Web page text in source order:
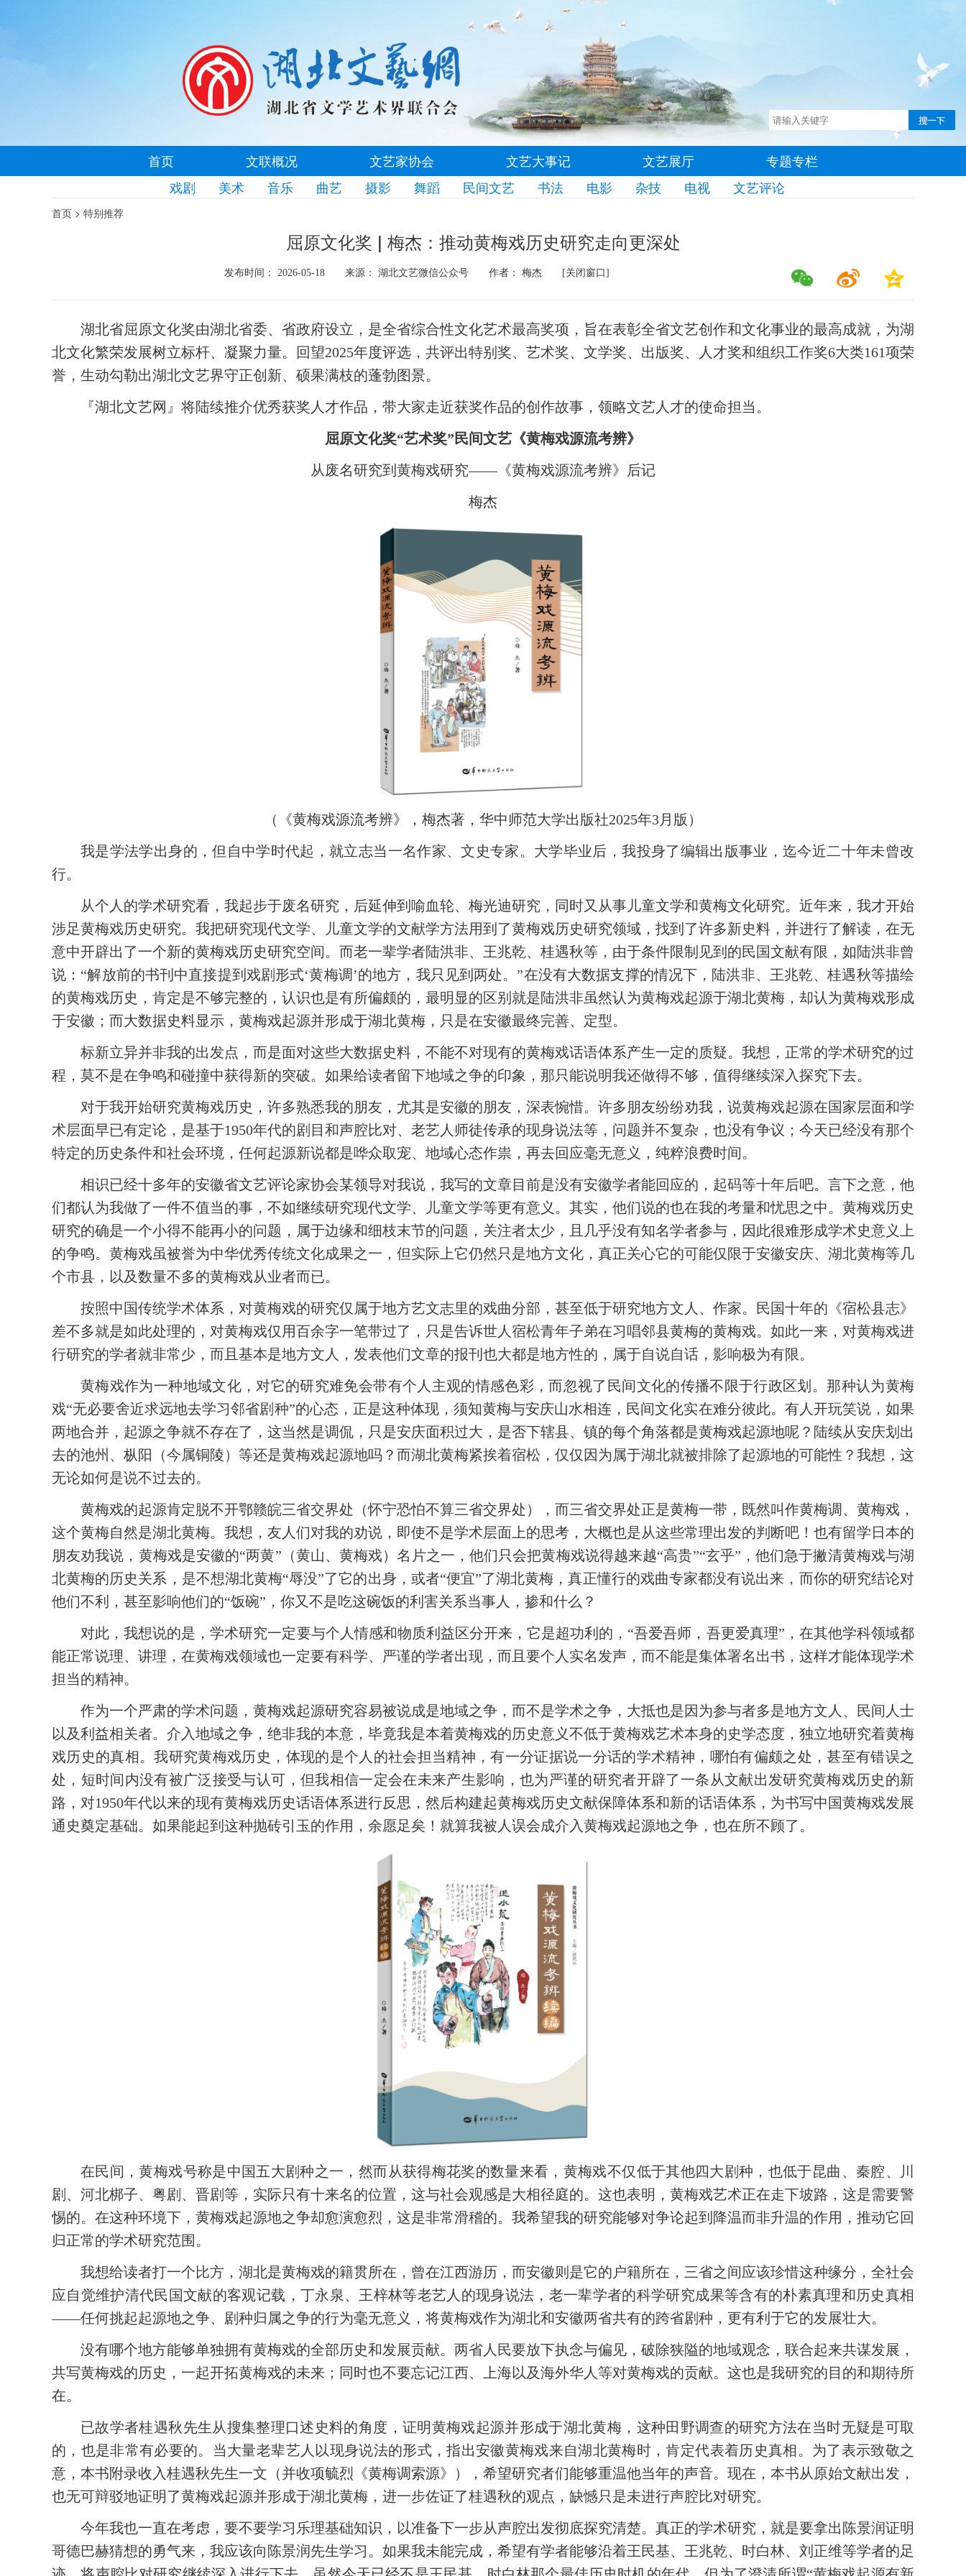
首页 文联概况 文艺家协会 文艺大事记 文艺展厅
专题专栏
戏剧
美术 音乐 曲艺 摄影 舞蹈 民间文艺 书法 电影 杂技 电视 文艺评论
首页 > 特别推荐
屈原文化奖 | 梅杰：推动黄梅戏历史研究走向更深处
发布时间： 2026-05-18 来源： 湖北文艺微信公众号 作者： 梅杰 [关闭窗口]
湖北省屈原文化奖由湖北省委、省政府设立，是全省综合性文化艺术最高奖项，旨在表彰全省文艺创作和文化事业的最高成就，为湖
北文化繁荣发展树立标杆、凝聚力量。回望2025年度评选，共评出特别奖、艺术奖、文学奖、出版奖、人才奖和组织工作奖6大类161项荣
誉，生动勾勒出湖北文艺界守正创新、硕果满枝的蓬勃图景。
『湖北文艺网』将陆续推介优秀获奖人才作品，带大家走近获奖作品的创作故事，领略文艺人才的使命担当。
屈原文化奖“艺术奖”民间文艺《黄梅戏源流考辨》
从废名研究到黄梅戏研究——《黄梅戏源流考辨》后记
梅杰
（《黄梅戏源流考辨》，梅杰著，华中师范大学出版社2025年3月版）
我是学法学出身的，但自中学时代起，就立志当一名作家、文史专家。大学毕业后，我投身了编辑出版事业，迄今近二十年未曾改
行。
从个人的学术研究看，我起步于废名研究，后延伸到喻血轮、梅光迪研究，同时又从事儿童文学和黄梅文化研究。近年来，我才开始
涉足黄梅戏历史研究。我把研究现代文学、儿童文学的文献学方法用到了黄梅戏历史研究领域，找到了许多新史料，并进行了解读，在无
意中开辟出了一个新的黄梅戏历史研究空间。而老一辈学者陆洪非、王兆乾、桂遇秋等，由于条件限制见到的民国文献有限，如陆洪非曾
说：“解放前的书刊中直接提到戏剧形式‘黄梅调’的地方，我只见到两处。”在没有大数据支撑的情况下，陆洪非、王兆乾、桂遇秋等描绘
的黄梅戏历史，肯定是不够完整的，认识也是有所偏颇的，最明显的区别就是陆洪非虽然认为黄梅戏起源于湖北黄梅，却认为黄梅戏形成
于安徽；而大数据史料显示，黄梅戏起源并形成于湖北黄梅，只是在安徽最终完善、定型。
标新立异并非我的出发点，而是面对这些大数据史料，不能不对现有的黄梅戏话语体系产生一定的质疑。我想，正常的学术研究的过
程，莫不是在争鸣和碰撞中获得新的突破。如果给读者留下地域之争的印象，那只能说明我还做得不够，值得继续深入探究下去。
对于我开始研究黄梅戏历史，许多熟悉我的朋友，尤其是安徽的朋友，深表惋惜。许多朋友纷纷劝我，说黄梅戏起源在国家层面和学
术层面早已有定论，是基于1950年代的剧目和声腔比对、老艺人师徒传承的现身说法等，问题并不复杂，也没有争议；今天已经没有那个
特定的历史条件和社会环境，任何起源新说都是哗众取宠、地域心态作祟，再去回应毫无意义，纯粹浪费时间。
相识已经十多年的安徽省文艺评论家协会某领导对我说，我写的文章目前是没有安徽学者能回应的，起码等十年后吧。言下之意，他
们都认为我做了一件不值当的事，不如继续研究现代文学、儿童文学等更有意义。其实，他们说的也在我的考量和忧思之中。黄梅戏历史
研究的确是一个小得不能再小的问题，属于边缘和细枝末节的问题，关注者太少，且几乎没有知名学者参与，因此很难形成学术史意义上
的争鸣。黄梅戏虽被誉为中华优秀传统文化成果之一，但实际上它仍然只是地方文化，真正关心它的可能仅限于安徽安庆、湖北黄梅等几
个市县，以及数量不多的黄梅戏从业者而已。
按照中国传统学术体系，对黄梅戏的研究仅属于地方艺文志里的戏曲分部，甚至低于研究地方文人、作家。民国十年的《宿松县志》
差不多就是如此处理的，对黄梅戏仅用百余字一笔带过了，只是告诉世人宿松青年子弟在习唱邻县黄梅的黄梅戏。如此一来，对黄梅戏进
行研究的学者就非常少，而且基本是地方文人，发表他们文章的报刊也大都是地方性的，属于自说自话，影响极为有限。
黄梅戏作为一种地域文化，对它的研究难免会带有个人主观的情感色彩，而忽视了民间文化的传播不限于行政区划。那种认为黄梅
戏“无必要舍近求远地去学习邻省剧种”的心态，正是这种体现，须知黄梅与安庆山水相连，民间文化实在难分彼此。有人开玩笑说，如果
两地合并，起源之争就不存在了，这当然是调侃，只是安庆面积过大，是否下辖县、镇的每个角落都是黄梅戏起源地呢？陆续从安庆划出
去的池州、枞阳（今属铜陵）等还是黄梅戏起源地吗？而湖北黄梅紧挨着宿松，仅仅因为属于湖北就被排除了起源地的可能性？我想，这
无论如何是说不过去的。
黄梅戏的起源肯定脱不开鄂赣皖三省交界处（怀宁恐怕不算三省交界处），而三省交界处正是黄梅一带，既然叫作黄梅调、黄梅戏，
这个黄梅自然是湖北黄梅。我想，友人们对我的劝说，即使不是学术层面上的思考，大概也是从这些常理出发的判断吧！也有留学日本的
朋友劝我说，黄梅戏是安徽的“两黄”（黄山、黄梅戏）名片之一，他们只会把黄梅戏说得越来越“高贵”“玄乎”，他们急于撇清黄梅戏与湖
北黄梅的历史关系，是不想湖北黄梅“辱没”了它的出身，或者“便宜”了湖北黄梅，真正懂行的戏曲专家都没有说出来，而你的研究结论对
他们不利，甚至影响他们的“饭碗”，你又不是吃这碗饭的利害关系当事人，掺和什么？
对此，我想说的是，学术研究一定要与个人情感和物质利益区分开来，它是超功利的，“吾爱吾师，吾更爱真理”，在其他学科领域都
能正常说理、讲理，在黄梅戏领域也一定要有科学、严谨的学者出现，而且要个人实名发声，而不能是集体署名出书，这样才能体现学术
担当的精神。
作为一个严肃的学术问题，黄梅戏起源研究容易被说成是地域之争，而不是学术之争，大抵也是因为参与者多是地方文人、民间人士
以及利益相关者。介入地域之争，绝非我的本意，毕竟我是本着黄梅戏的历史意义不低于黄梅戏艺术本身的史学态度，独立地研究着黄梅
戏历史的真相。我研究黄梅戏历史，体现的是个人的社会担当精神，有一分证据说一分话的学术精神，哪怕有偏颇之处，甚至有错误之
处，短时间内没有被广泛接受与认可，但我相信一定会在未来产生影响，也为严谨的研究者开辟了一条从文献出发研究黄梅戏历史的新
路，对1950年代以来的现有黄梅戏历史话语体系进行反思，然后构建起黄梅戏历史文献保障体系和新的话语体系，为书写中国黄梅戏发展
通史奠定基础。如果能起到这种抛砖引玉的作用，余愿足矣！就算我被人误会成介入黄梅戏起源地之争，也在所不顾了。
在民间，黄梅戏号称是中国五大剧种之一，然而从获得梅花奖的数量来看，黄梅戏不仅低于其他四大剧种，也低于昆曲、秦腔、川
剧、河北梆子、粤剧、晋剧等，实际只有十来名的位置，这与社会观感是大相径庭的。这也表明，黄梅戏艺术正在走下坡路，这是需要警
惕的。在这种环境下，黄梅戏起源地之争却愈演愈烈，这是非常滑稽的。我希望我的研究能够对争论起到降温而非升温的作用，推动它回
归正常的学术研究范围。
我想给读者打一个比方，湖北是黄梅戏的籍贯所在，曾在江西游历，而安徽则是它的户籍所在，三省之间应该珍惜这种缘分，全社会
应自觉维护清代民国文献的客观记载，丁永泉、王梓林等老艺人的现身说法，老一辈学者的科学研究成果等含有的朴素真理和历史真相
——任何挑起起源地之争、剧种归属之争的行为毫无意义，将黄梅戏作为湖北和安徽两省共有的跨省剧种，更有利于它的发展壮大。
没有哪个地方能够单独拥有黄梅戏的全部历史和发展贡献。两省人民要放下执念与偏见，破除狭隘的地域观念，联合起来共谋发展，
共写黄梅戏的历史，一起开拓黄梅戏的未来；同时也不要忘记江西、上海以及海外华人等对黄梅戏的贡献。这也是我研究的目的和期待所
在。
已故学者桂遇秋先生从搜集整理口述史料的角度，证明黄梅戏起源并形成于湖北黄梅，这种田野调查的研究方法在当时无疑是可取
的，也是非常有必要的。当大量老辈艺人以现身说法的形式，指出安徽黄梅戏来自湖北黄梅时，肯定代表着历史真相。为了表示致敬之
意，本书附录收入桂遇秋先生一文（并收项毓烈《黄梅调索源》），希望研究者们能够重温他当年的声音。现在，本书从原始文献出发，
也无可辩驳地证明了黄梅戏起源并形成于湖北黄梅，进一步佐证了桂遇秋的观点，缺憾只是未进行声腔比对研究。
今年我也一直在考虑，要不要学习乐理基础知识，以准备下一步从声腔出发彻底探究清楚。真正的学术研究，就是要拿出陈景润证明
哥德巴赫猜想的勇气来，我应该向陈景润先生学习。如果我未能完成，希望有学者能够沿着王民基、王兆乾、时白林、刘正维等学者的足